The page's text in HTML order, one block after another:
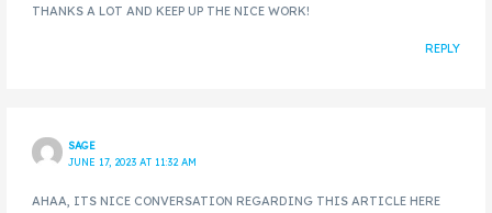
THANKS A LOT AND KEEP UP THE NICE WORK!
REPLY
SAGE
JUNE 17, 2023 AT 11:32 AM
AHAA, ITS NICE CONVERSATION REGARDING THIS ARTICLE HERE